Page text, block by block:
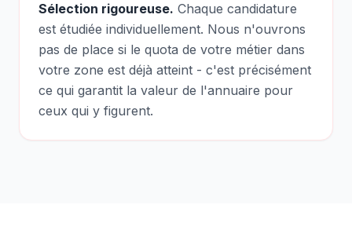
Sélection rigoureuse. Chaque candidature
est étudiée individuellement. Nous n'ouvrons
pas de place si le quota de votre métier dans
votre zone est déjà atteint - c'est précisément
ce qui garantit la valeur de l'annuaire pour
ceux qui y figurent.